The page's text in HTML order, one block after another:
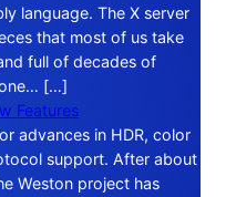
language. The X server
that most of us take
full of decades of
[…]
Features
advances in HDR, color
support. After about
Weston project has